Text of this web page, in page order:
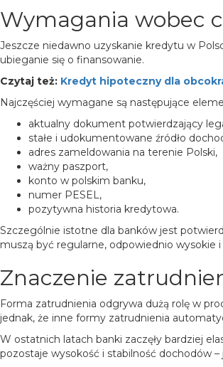
Wymagania wobec
Jeszcze niedawno uzyskanie kredytu w
ubieganie się o finansowanie.
Czytaj też: Kredyt hipoteczny dla
Najczęściej wymagane są następujące
aktualny dokument potwierdzający
stałe i udokumentowane źródło
adres zameldowania na terenie Polski,
ważny paszport,
konto w polskim banku,
numer PESEL,
pozytywna historia kredytowa.
Szczególnie istotne dla banków jest
muszą być regularne, odpowiednio wysokie
Znaczenie
Forma zatrudnienia odgrywa dużą rolę w
jednak, że inne formy zatrudnienia
W ostatnich latach banki zaczęły bardziej
pozostaje wysokość i stabilność dochodów